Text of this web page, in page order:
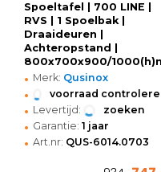
Spoeltafel | 700 LINE |
RVS | 1 Spoelbak |
Draaideuren |
Achteropstand |
800x700x900/
• Merk: Qusinox
• voorraad
• Levertijd: zoeken
• Garantie: 1 jaar
• Art.nr: QUS-6014.0703